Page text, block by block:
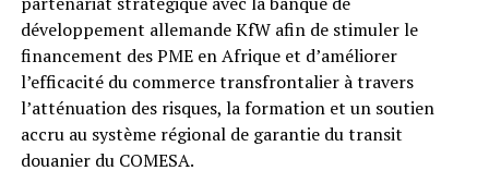
développement allemande KfW afin de stimuler le
financement des PME en Afrique et d’améliorer
l’efficacité du commerce transfrontalier à travers
l’atténuation des risques, la formation et un soutien
accru au système régional de garantie du transit
douanier du COMESA.